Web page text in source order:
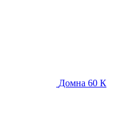
Домна 60 К